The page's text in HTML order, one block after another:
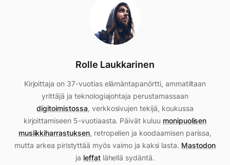
Rolle Laukkarinen
Kirjoittaja on 37-vuotias elämäntapanörtti, ammatiltaan
yrittäjä ja teknologiajohtaja perustamassaan
digitoimistossa, verkkosivujen tekijä, koukussa
kirjoittamiseen 5-vuotiaasta. Päivät kuluu monipuolisen
musiikkiharrastuksen, retropelien ja koodaamisen parissa,
mutta arkea piristyttää myös vaimo ja kaksi lasta. Mastodon
ja leffatlähellä sydäntä.